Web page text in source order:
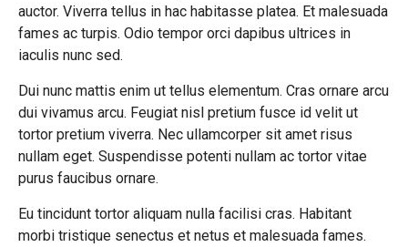
auctor. Viverra tellus in hac habitasse platea. Et malesuada
fames ac turpis. Odio tempor orci dapibus ultrices in
iaculis nunc sed.
Dui nunc mattis enim ut tellus elementum. Cras ornare arcu
dui vivamus arcu. Feugiat nisl pretium fusce id velit ut
tortor pretium viverra. Nec ullamcorper sit amet risus
nullam eget. Suspendisse potenti nullam ac tortor vitae
purus faucibus ornare.
Eu tincidunt tortor aliquam nulla facilisi cras. Habitant
morbi tristique senectus et netus et malesuada fames.